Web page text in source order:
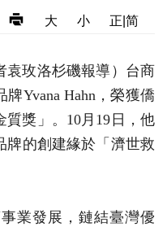
大 小 正|简
袁玫洛杉磯報導）台商
Yvana Hahn，榮獲僑
質獎」。10月19日，他
牌的創建緣於「濟世救
業發展，鏈結臺灣優